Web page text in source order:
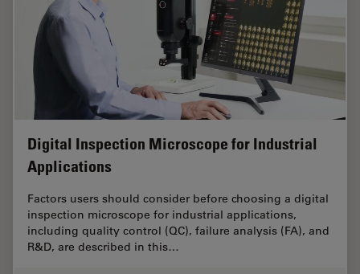
Digital Inspection Microscope for Industrial
Applications
Factors users should consider before choosing a digital
inspection microscope for industrial applications,
including quality control (QC), failure analysis (FA), and
R&D, are described in this…